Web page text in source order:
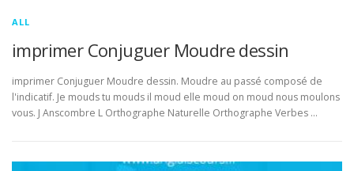
ALL
imprimer Conjuguer Moudre dessin
imprimer Conjuguer Moudre dessin. Moudre au passé composé de
l'indicatif. Je mouds tu mouds il moud elle moud on moud nous moulons
vous. J Anscombre L Orthographe Naturelle Orthographe Verbes …